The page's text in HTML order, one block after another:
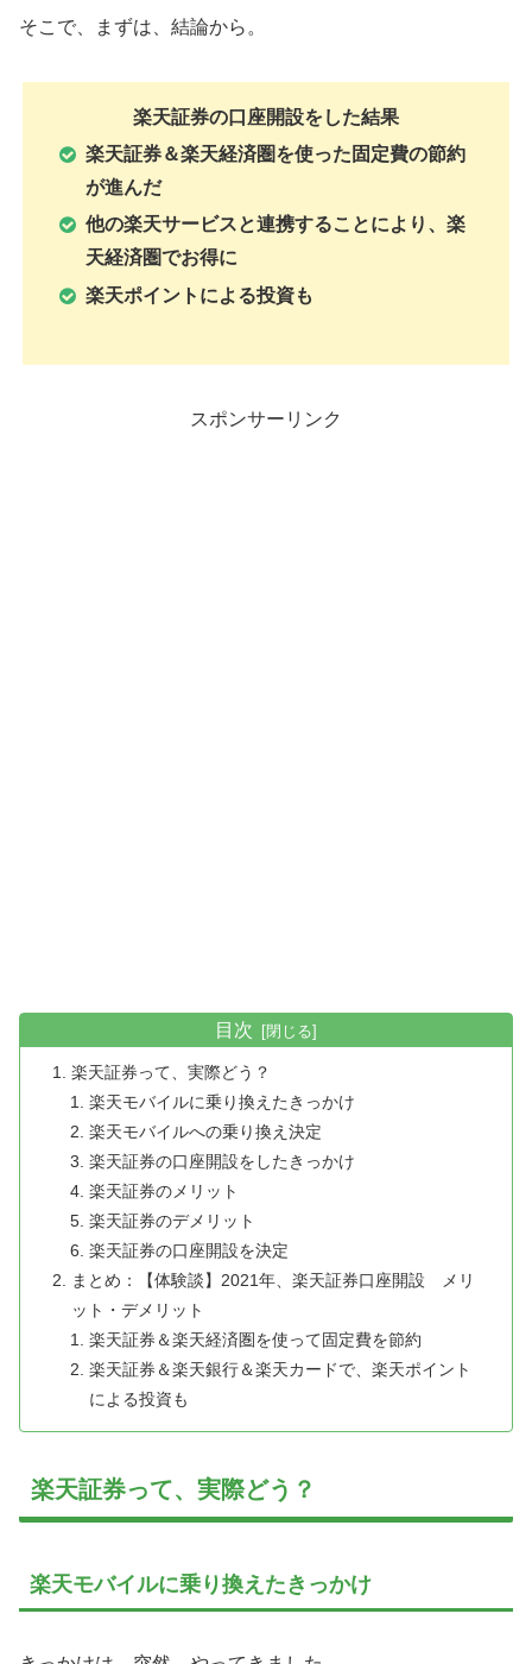
そこで、まずは、結論から。
楽天証券の口座開設をした結果
楽天証券＆楽天経済圏を使った固定費の節約
が進んだ
他の楽天サービスと連携することにより、楽
天経済圏でお得に
楽天ポイントによる投資も
スポンサーリンク
目次
楽天証券って、実際どう？
楽天モバイルに乗り換えたきっかけ
楽天モバイルへの乗り換え決定
楽天証券の口座開設をしたきっかけ
楽天証券のメリット
楽天証券のデメリット
楽天証券の口座開設を決定
まとめ：【体験談】2021年、楽天証券口座開設 メリ
ット・デメリット
楽天証券＆楽天経済圏を使って固定費を節約
楽天証券＆楽天銀行＆楽天カードで、楽天ポイント
による投資も
楽天証券って、実際どう？
楽天モバイルに乗り換えたきっかけ